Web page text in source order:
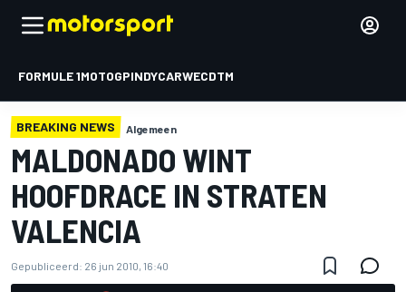
FORMULE 1MOTOGPINDYCARWECDTM
BREAKING NEWS Algemeen
MALDONADO WINT
HOOFDRACE IN STRATEN
VALENCIA
Gepubliceerd: 26 jun 2010, 16:40